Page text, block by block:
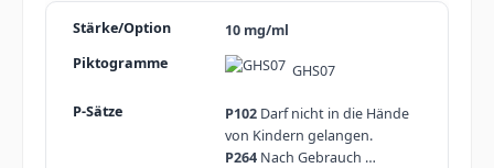
10 mg/ml
GHS07
P102Darf nicht in die Hände
von Kindern gelangen.
P264Nach Gebrauch …